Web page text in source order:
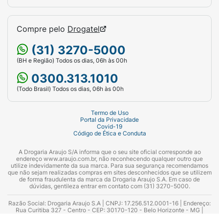
Compre pelo Drogatel
(31) 3270-5000
(BH e Região) Todos os dias, 06h às 00h
0300.313.1010
(Todo Brasil) Todos os dias, 06h às 00h
Termo de Uso
Portal da Privacidade
Covid-19
Código de Ética e Conduta
A Drogaria Araujo S/A informa que o seu site oficial corresponde ao
endereço www.araujo.com.br, não reconhecendo qualquer outro que
utilize indevidamente da sua marca. Para sua segurança recomendamos
que não sejam realizadas compras em sites desconhecidos que se utilizem
de forma fraudulenta da marca da Drogaria Araujo S.A. Em caso de
dúvidas, gentileza entrar em contato com (31) 3270-5000.
Razão Social: Drogaria Araujo S.A | CNPJ: 17.256.512.0001-16 | Endereço:
Rua Curitiba 327 - Centro - CEP: 30170-120 - Belo Horizonte - MG |